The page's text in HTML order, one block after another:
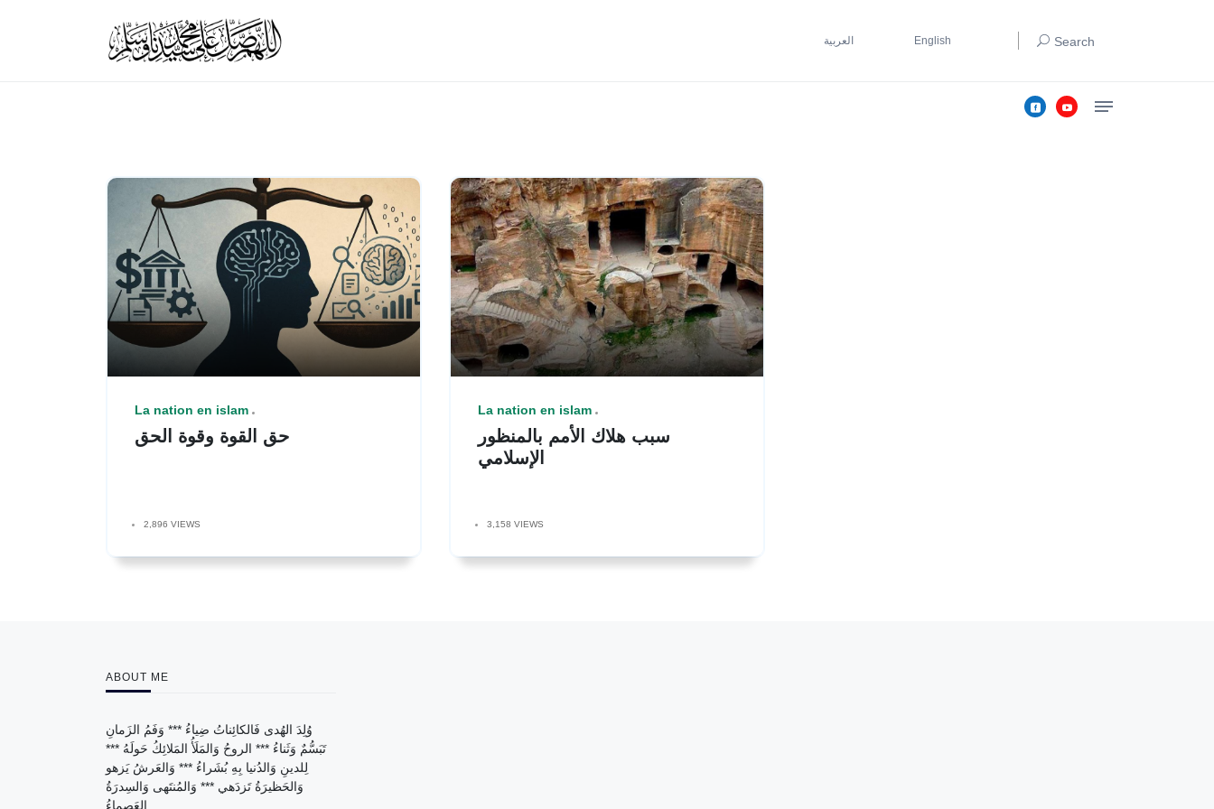
العربية English Search
La nation en islam
حق القوة وقوة الحق
2,896 VIEWS
La nation en islam
سبب هلاك الأمم بالمنظور
الإسلامي
3,158 VIEWS
ABOUT ME
وُلِدَ الهُدى فَالكائِناتُ ضِياءُ *** وَفَمُ الزَمانِ
تَبَسُّمٌ وَثَناءُ *** الروحُ وَالمَلَأُ المَلائِكُ حَولَهُ ***
لِلدينِ وَالدُنيا بِهِ بُشَراءُ *** وَالعَرشُ يَزهو
وَالحَظيرَةُ تَزدَهي *** وَالمُنتَهى وَالسِدرَةُ
العَصماءُ